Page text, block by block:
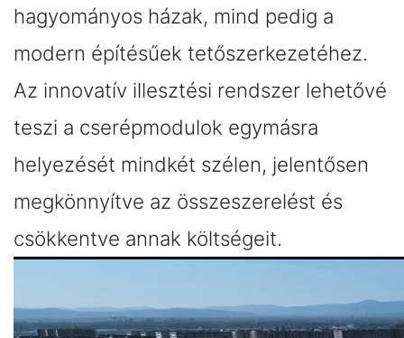
hagyományos házak, mind pedig a
modern építésűek tetőszerkezetéhez.
Az innovatív illesztési rendszer lehetővé
teszi a cserépmodulok egymásra
helyezését mindkét szélen, jelentősen
megkönnyítve az összeszerelést és
csökkentve annak költségeit.